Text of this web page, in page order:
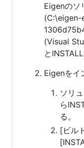
Eigenのソ
(C:\eigen-
(Visual
と
Eigenをイ
ソリ
ら
る。
[ビル